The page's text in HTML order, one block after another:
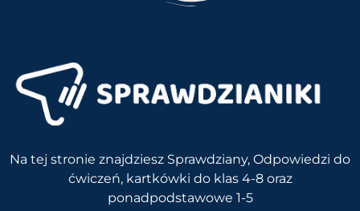
Na tej stronie znajdziesz Sprawdziany, Odpowiedzi do
ćwiczeń, kartkówki do klas 4-8 oraz
ponadpodstawowe 1-5